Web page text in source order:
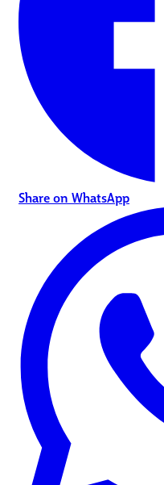
Share on WhatsApp